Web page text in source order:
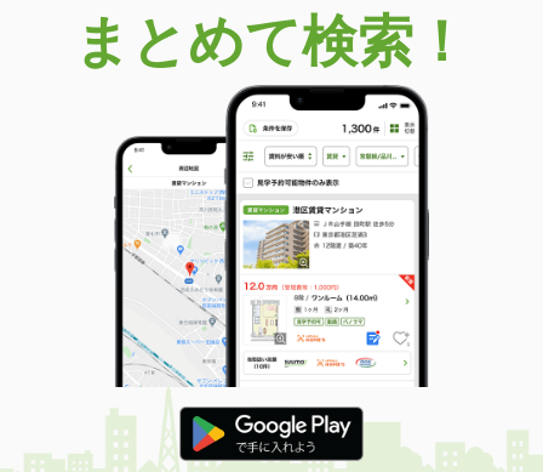
山梨県甲府市相生１丁目
価 格
7.60万円
山梨県甲府市相生１丁目
26.08m²
間取り
1K
山梨県甲府市朝気３
価 格
6.30万円
住 所
山梨県甲府市朝気３
専有面積 23.61m²
間取り
1K
山梨県甲府市宮前町
価 格
5万円
住 所
山梨県甲府市宮前町
まとめて検索！